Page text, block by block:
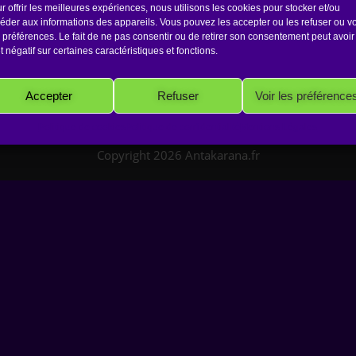
offrir les meilleures expériences, nous utilisons les cookies pour stocker et/ou
aux informations des appareils. Vous pouvez les accepter ou les refuser ou
préférences. Le fait de ne pas consentir ou de retirer son consentement peut avoir
négatif sur certaines caractéristiques et fonctions.
Accepter Refuser Voir les
Copyright 2026 Antakarana.fr